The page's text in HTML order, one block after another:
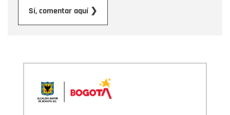
Sí, comentar aquí ❯